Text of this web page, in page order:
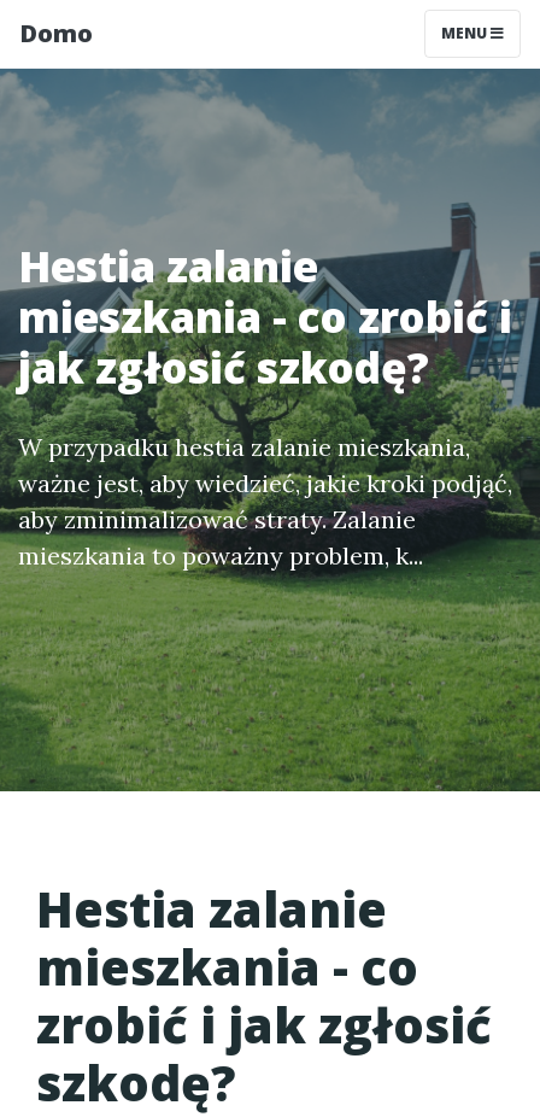
Domo MENU
Hestia zalanie
mieszkania - co zrobić i
jak zgłosić szkodę?
W przypadku hestia zalanie mieszkania,
ważne jest, aby wiedzieć, jakie kroki podjąć,
aby zminimalizować straty. Zalanie
mieszkania to poważny problem, k...
Hestia zalanie
mieszkania - co
zrobić i jak zgłosić
szkodę?